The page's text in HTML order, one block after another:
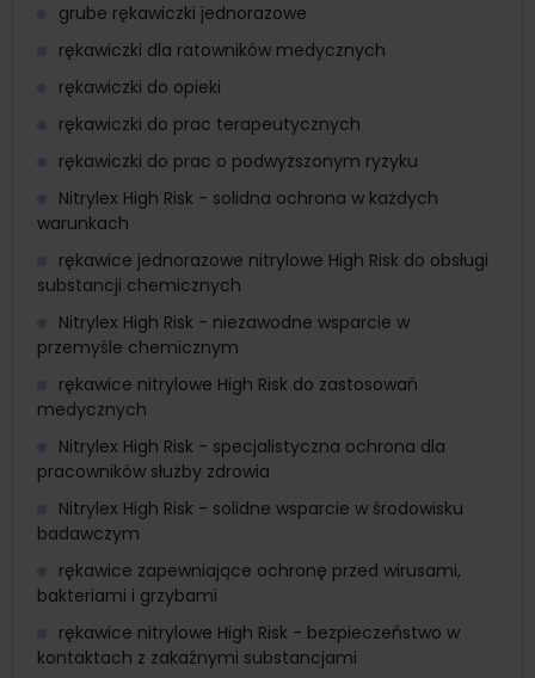
grube rękawiczki jednorazowe
rękawiczki dla ratowników medycznych
rękawiczki do opieki
rękawiczki do prac terapeutycznych
rękawiczki do prac o podwyższonym ryzyku
Nitrylex High Risk - solidna ochrona w każdych
warunkach
rękawice jednorazowe nitrylowe High Risk do obsługi
substancji chemicznych
Nitrylex High Risk - niezawodne wsparcie w
przemyśle chemicznym
rękawice nitrylowe High Risk do zastosowań
medycznych
Nitrylex High Risk - specjalistyczna ochrona dla
pracowników służby zdrowia
Nitrylex High Risk - solidne wsparcie w środowisku
badawczym
rękawice zapewniające ochronę przed wirusami,
bakteriami i grzybami
rękawice nitrylowe High Risk - bezpieczeństwo w
kontaktach z zakaźnymi substancjami